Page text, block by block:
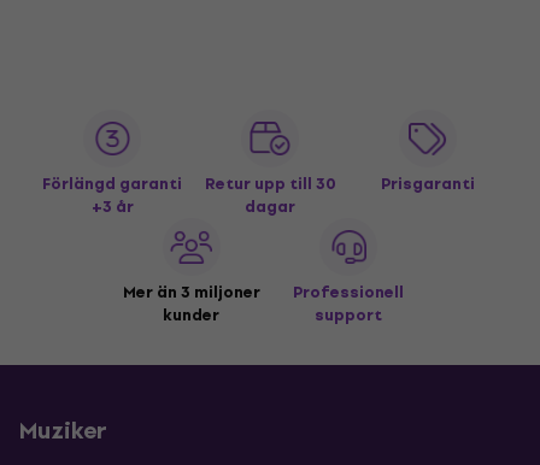
Förlängd garanti
+3 år
Retur upp till 30
dagar
Prisgaranti
Mer än 3 miljoner
kunder
Professionell
support
Muziker